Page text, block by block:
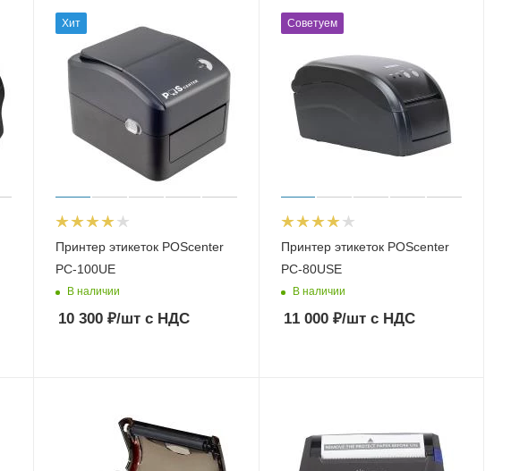
Хит
Принтер этикеток POScenter
PC-100UE
В наличии
10 300 ₽/шт с НДС
Советуем
Принтер этикеток POScenter
PC-80USE
В наличии
11 000₽/штс НДС